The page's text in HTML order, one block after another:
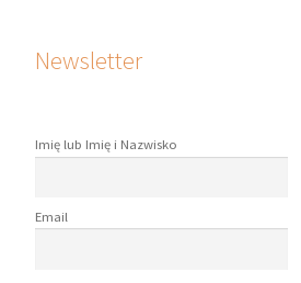
Newsletter
Imię lub Imię i Nazwisko
Email